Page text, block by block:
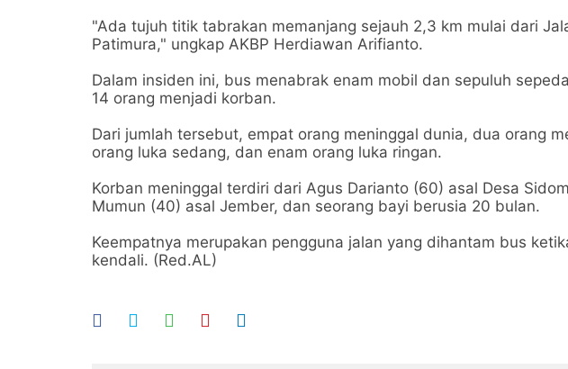
"Ada tujuh titik tabrakan memanjang sejauh 2,3 km mulai dari
Patimura," ungkap AKBP Herdiawan Arifianto.
Dalam insiden ini, bus menabrak enam mobil dan sepuluh
14 orang menjadi korban.
Dari jumlah tersebut, empat orang meninggal dunia, dua orang
orang luka sedang, dan enam orang luka ringan.
Korban meninggal terdiri dari Agus Darianto (60) asal Desa
Mumun (40) asal Jember, dan seorang bayi berusia 20 bulan.
Keempatnya merupakan pengguna jalan yang dihantam bus
kendali. (Red.AL)